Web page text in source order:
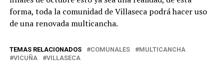
forma, toda la comunidad de Villaseca podrá hacer uso
de una renovada multicancha.
TEMAS RELACIONADOS COMUNALES
MULTICANCHA
VICUÑA
VILLASECA